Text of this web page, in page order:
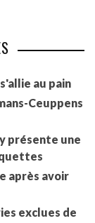
au pain
Ceuppens
présente une
après avoir
exclues de